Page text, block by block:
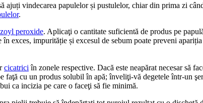
ajuți vindecarea papulelor și pustulelor, chiar din prima zi
.
peroxide. Aplicaţi o cantitate suficientă de produs pe
exces, impurităție și excesul de sebum poate preveni
cicatrici în zonele respective. Dacă este neapărat necesar să
cu un produs solubil în apă; înveliţi-vă degetele într-un
ca incizia pe care o faceţi să fie minimă.